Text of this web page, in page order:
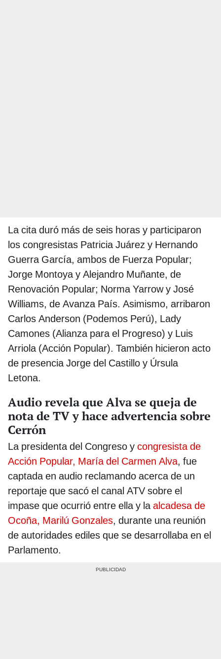
La cita duró más de seis horas y participaron
los congresistas Patricia Juárez y Hernando
Guerra García, ambos de Fuerza Popular;
Jorge Montoya y Alejandro Muñante, de
Renovación Popular; Norma Yarrow y José
Williams, de Avanza País. Asimismo, arribaron
Carlos Anderson (Podemos Perú), Lady
Camones (Alianza para el Progreso) y Luis
Arriola (Acción Popular). También hicieron acto
de presencia Jorge del Castillo y Úrsula
Letona.
Audio revela que Alva se queja de
nota de TV y hace advertencia sobre
Cerrón
La presidenta del Congreso y congresista de
Acción Popular, María del Carmen Alva, fue
captada en audio reclamando acerca de un
reportaje que sacó el canal ATV sobre el
impase que ocurrió entre ella y laalcadesa de
Ocoña, Marilú Gonzales, durante una reunión
de autoridades ediles que se desarrollaba en el
Parlamento.